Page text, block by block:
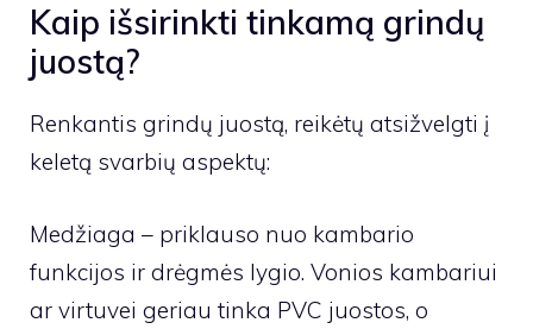
Kaip išsirinkti tinkamą grindų
juostą?
Renkantis grindų juostą, reikėtų atsižvelgti į
keletą svarbių aspektų:
Medžiaga – priklauso nuo kambario
funkcijos ir drėgmės lygio. Vonios kambariui
ar virtuvei geriau tinka PVC juostos, o